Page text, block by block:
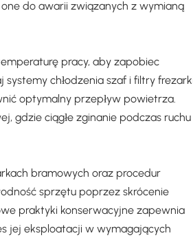
do awarii związanych z wymianą
pracy, aby zapobiec
chłodzenia szaf i filtry
optymalny przepływ powietrza.
gdzie ciągłe zginanie podczas ruchu
bramowych oraz procedur
sprzętu poprzez skrócenie
praktyki konserwacyjne zapewnia
jej eksploatacji w wymagających